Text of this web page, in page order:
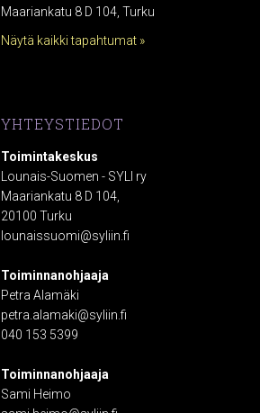
Maariankatu 8 D 104, Turku
Näytä kaikki tapahtumat »
YHTEYSTIEDOT
Toimintakeskus
Lounais-Suomen - SYLI ry
Maariankatu 8 D 104,
20100 Turku
lounaissuomi@syliin.fi
Toiminnanohjaaja
Petra Alamäki
petra.alamaki@syliin.fi
040 153 5399
Toiminnanohjaaja
Sami Heimo